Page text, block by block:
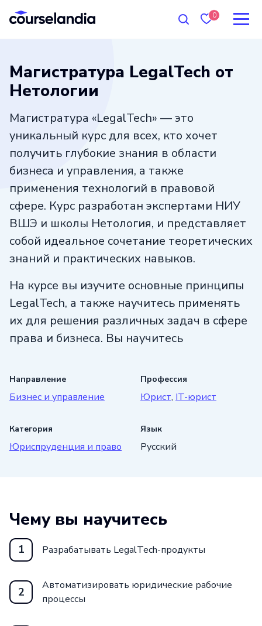
0
Магистратура LegalTech от
Нетологии
Магистратура «LegalTech» — это
уникальный курс для всех, кто хочет
получить глубокие знания в области
бизнеса и управления, а также
применения технологий в правовой
сфере. Курс разработан экспертами НИУ
ВШЭ и школы Нетология, и представляет
собой идеальное сочетание теоретических
знаний и практических навыков.
На курсе вы изучите основные принципы
LegalTech, а также научитесь применять
их для решения различных задач в сфере
права и бизнеса. Вы научитесь
развитие рынка, а также будете иметь
возможность узнать о последних
LegalTech.
В рамках курса вы также получите
системы управления юридической
информацией и многое другое.
и НИУ ВШЭ — это уникальная
возможность для всех, кто хочет войти
Направление
Бизнес и управление
Профессия
Юрист, IT-юрист
Категория
Юриспруденция и право
Язык
Русский
Чему вы научитесь
1 Разрабатывать LegalTech-продукты
2
Автоматизировать юридические рабочие
процессы